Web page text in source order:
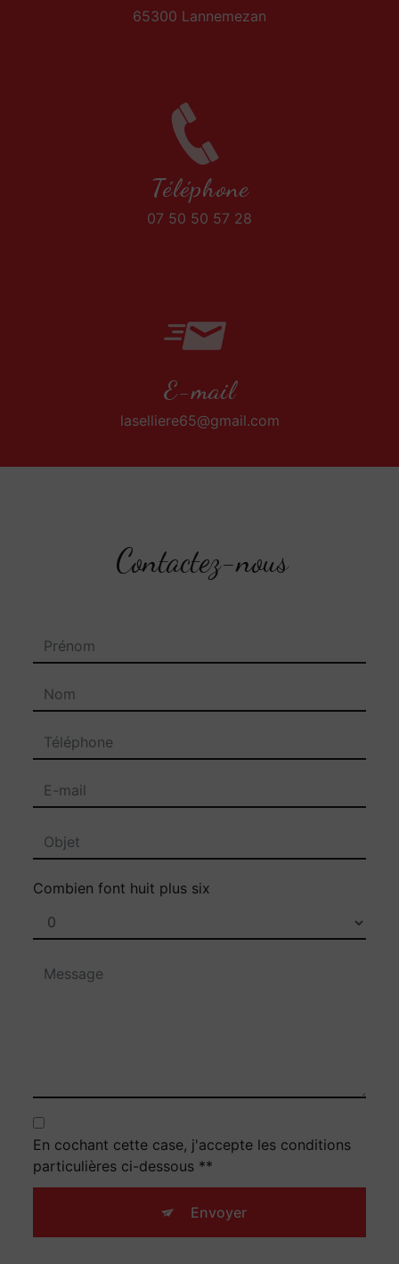
65300 Lannemezan
Téléphone
07 50 50 57 28
E-mail
laselliere65@gmail.com
Contactez-nous
Combien font huit plus six
En cochant cette case, j'accepte les conditions
particulières ci-dessous **
Envoyer